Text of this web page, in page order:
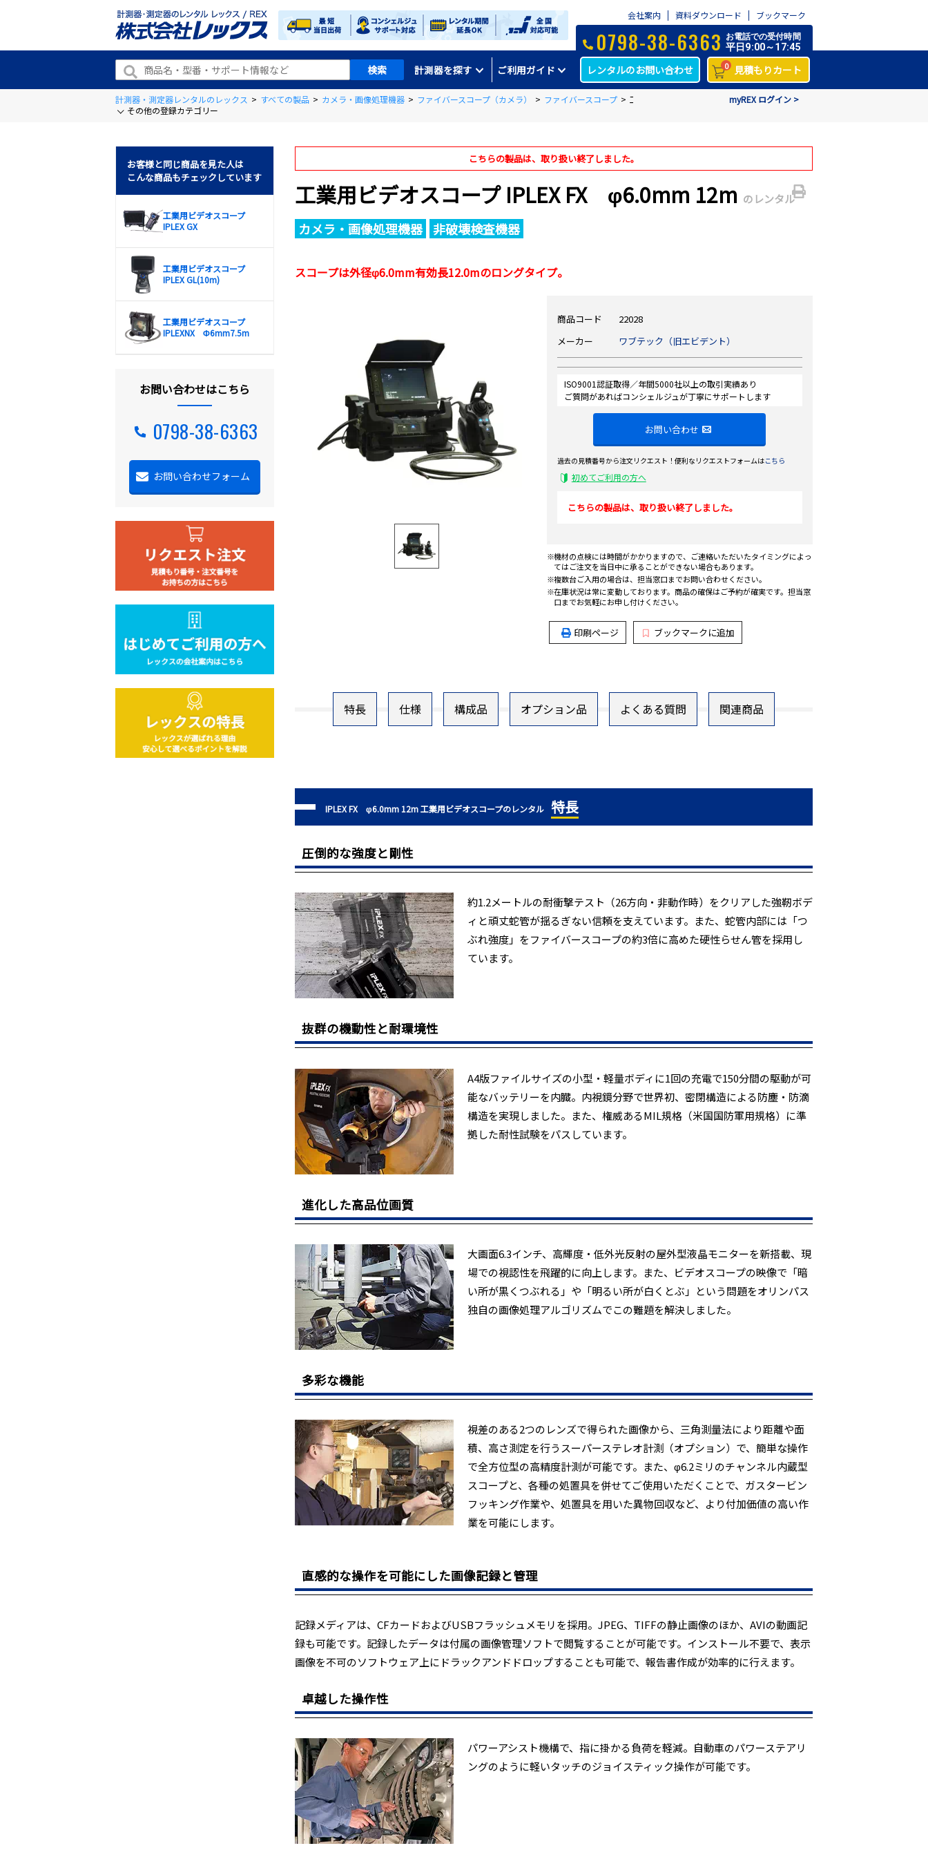
会社案内 資料ダウンロード ブックマーク
計測器を探す ご利用ガイド
0798-38-6363 お電話での受付時間
平日9:00～17:45
レンタルのお問い合わせ 0 見積もりカート
myREX ログイン >
計測器・測定器レンタルのレックス > すべての製品 > カメラ・画像処理機器 > ファイバースコープ（カメラ） > ファイバースコープ > 工業用ビデオスコープ IPLEX FX φ6.0mm 12m
その他の登録カテゴリー
こちらの製品は、取り扱い終了しました。
工業用ビデオスコープ IPLEX FX φ6.0mm 12m のレンタル
カメラ・画像処理機器 非破壊検査機器
スコープは外径φ6.0mm有効長12.0mのロングタイプ。
商品コード
22028
メーカー
ワブテック（旧エビデント）
ISO9001認証取得／年間5000社以上の取引実績あり
ご質問があればコンシェルジュが丁寧にサポートします
お問い合わせ
過去の見積番号から注文リクエスト！便利なリクエストフォームはこちら
初めてご利用の方へ
こちらの製品は、取り扱い終了しました。
機材の点検には時間がかかりますので、ご連絡いただいたタイミングによっ
てはご注文を当日中に承ることができない場合もあります。
複数台ご入用の場合は、担当窓口までお問い合わせください。
在庫状況は常に変動しております。商品の確保はご予約が確実です。担当窓
口までお気軽にお申し付けください。
印刷ページ ブックマークに追加
特長 仕様 構成品 オプション品 よくある質問 関連商品
IPLEX FX φ6.0mm 12m 工業用ビデオスコープのレンタル 特長
圧倒的な強度と剛性
約1.2メートルの耐衝撃テスト（26方向・非動作時）をクリアした強靭ボデ
ィと頑丈蛇管が揺るぎない信頼を支えています。また、蛇管内部には「つ
ぶれ強度」をファイバースコープの約3倍に高めた硬性らせん管を採用し
ています。
抜群の機動性と耐環境性
A4版ファイルサイズの小型・軽量ボディに1回の充電で150分間の駆動が可
能なバッテリーを内臓。内視鏡分野で世界初、密閉構造による防塵・防滴
構造を実現しました。また、権威あるMIL規格（米国国防軍用規格）に準
拠した耐性試験をパスしています。
進化した高品位画質
大画面6.3インチ、高輝度・低外光反射の屋外型液晶モニターを新搭載、現
場での視認性を飛躍的に向上します。また、ビデオスコープの映像で「暗
い所が黒くつぶれる」や「明るい所が白くとぶ」という問題をオリンパス
独自の画像処理アルゴリズムでこの難題を解決しました。
多彩な機能
視差のある2つのレンズで得られた画像から、三角測量法により距離や面
積、高さ測定を行うスーパーステレオ計測（オプション）で、簡単な操作
で全方位型の高精度計測が可能です。また、φ6.2ミリのチャンネル内蔵型
スコープと、各種の処置具を併せてご使用いただくことで、ガスタービン
フッキング作業や、処置具を用いた異物回収など、より付加価値の高い作
業を可能にします。
直感的な操作を可能にした画像記録と管理
記録メディアは、CFカードおよびUSBフラッシュメモリを採用。JPEG、TIFFの静止画像のほか、AVIの動画記
録も可能です。記録したデータは付属の画像管理ソフトで閲覧することが可能です。インストール不要で、表示
画像を不可のソフトウェア上にドラックアンドドロップすることも可能で、報告書作成が効率的に行えます。
卓越した操作性
パワーアシスト機構で、指に掛かる負荷を軽減。自動車のパワーステアリ
ングのように軽いタッチのジョイスティック操作が可能です。
お客様と同じ商品を見た人は
こんな商品もチェックしています
工業用ビデオスコープ
IPLEX GX
工業用ビデオスコープ
IPLEX GL(10m)
工業用ビデオスコープ
IPLEXNX Φ6mm7.5m
お問い合わせはこちら
0798-38-6363
お問い合わせフォーム